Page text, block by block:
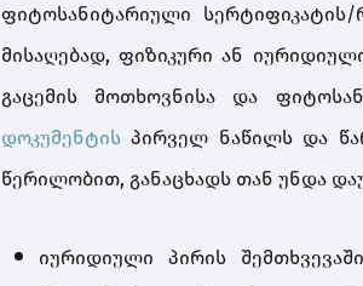
ფიტოსანიტარიული
მისაღებად, ფიზიკური ან
გაცემის მოთხოვნისა და
დოკუმენტისპირველ ნაწილს და
წერილობით, განაცხადს თან უნდა
იურიდიული პირის